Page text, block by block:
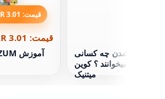
قیمت: 3.01 IRR
قیمت: 3.01 IRR
گرفته شدن چه کسانی
شما را میخوانند ؟ کوین
میتنیک